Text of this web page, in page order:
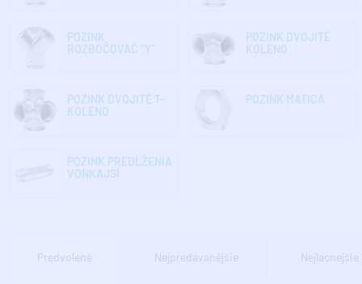
POZINK
ROZBOČOVAČ "Y"
POZINK DVOJITÉ
KOLENO
POZINK DVOJITÉ T-
KOLENO
POZINK MATICA
POZINK PREDĹŽENIA
VONKAJŠÍ
Predvolené Nejpredávanějšie Nejlacnejšie